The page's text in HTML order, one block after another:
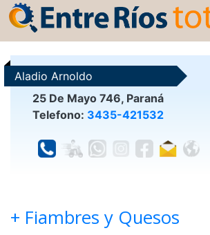
Aladio Arnoldo
25 De Mayo 746, Paraná
Telefono: 3435-421532
+ Fiambres y Quesos